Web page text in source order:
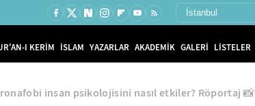
I KERİM İSLAM YAZARLAR AKADEMİK GALERİ LİSTELER
insan psikolojisini nasıl etkiler? Röportaj 📸